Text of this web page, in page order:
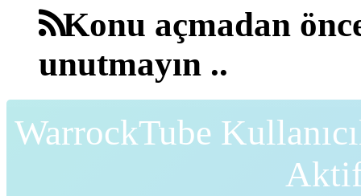
Konu açmadan
unutmayın ..
WarrockTube